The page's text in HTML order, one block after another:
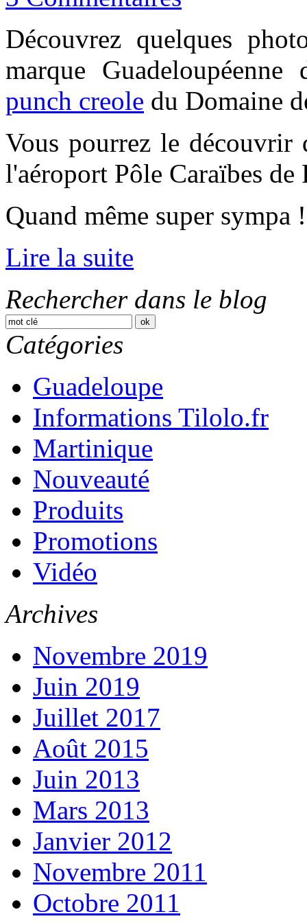
Découvrez quelques
marque
punch creole du Domaine
Vous pourrez le découvrir
l'aéroport Pôle Caraïbes de
Quand même super sympa !
Lire la suite
Rechercher dans le blog
Catégories
Guadeloupe
Informations Tilolo.fr
Martinique
Nouveauté
Produits
Promotions
Vidéo
Archives
Novembre 2019
Juin 2019
Juillet 2017
Août 2015
Juin 2013
Mars 2013
Janvier 2012
Novembre 2011
Octobre 2011